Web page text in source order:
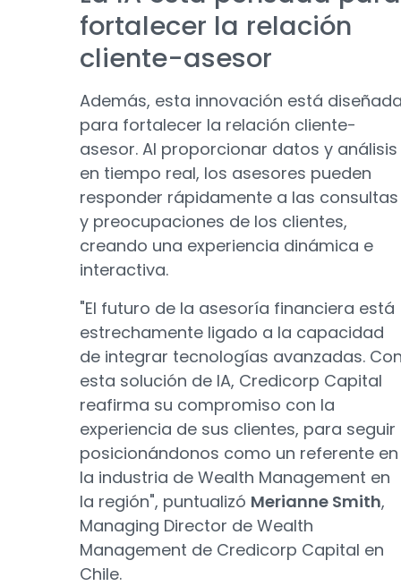
fortalecer la relación
cliente-asesor
Además, esta innovación está
para fortalecer la relación cliente-
asesor. Al proporcionar datos y análisis
en tiempo real, los asesores pueden
responder rápidamente a las consultas
y preocupaciones de los clientes,
creando una experiencia dinámica e
interactiva.
"El futuro de la asesoría financiera está
estrechamente ligado a la capacidad
de integrar tecnologías avanzadas.
esta solución de IA, Credicorp Capital
reafirma su compromiso con la
experiencia de sus clientes, para seguir
posicionándonos como un referente en
la industria de Wealth Management en
la región", puntualizó Merianne Smith,
Managing Director de Wealth
Management de Credicorp Capital en
Chile.